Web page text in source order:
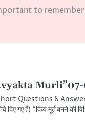
to
Murli”07-
Questions &
दिए गए हैं) “दिव्य मूर्त बनने की